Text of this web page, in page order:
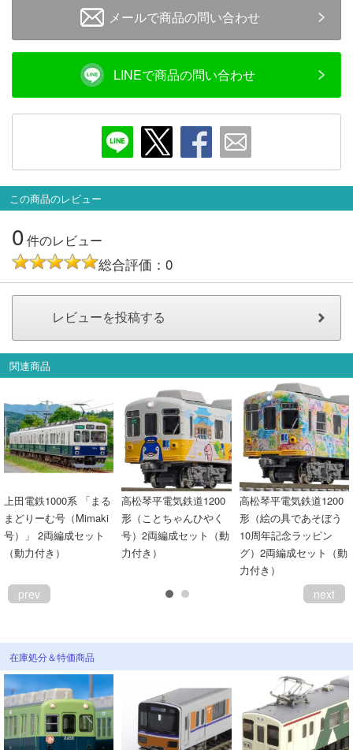
新規会員登録
会員ランクについて
レビューについて
メールで商品の問い合わせ
LINEで商品の問い合わせ
この商品のレビュー
0件のレビュー
総合評価：0
関連商品
上田電鉄1000系 「まる
まどりーむ号（Mimaki
号）」 2両編成セット
（動力付き）
高松琴平電気鉄道1200
形（ことちゃんひやく
号）2両編成セット（動
力付き）
高松琴平電気鉄道1200
形（絵の具であそぼう
10周年記念ラッピン
グ）2両編成セット（動
力付き）
prev next
在庫処分＆特価商品